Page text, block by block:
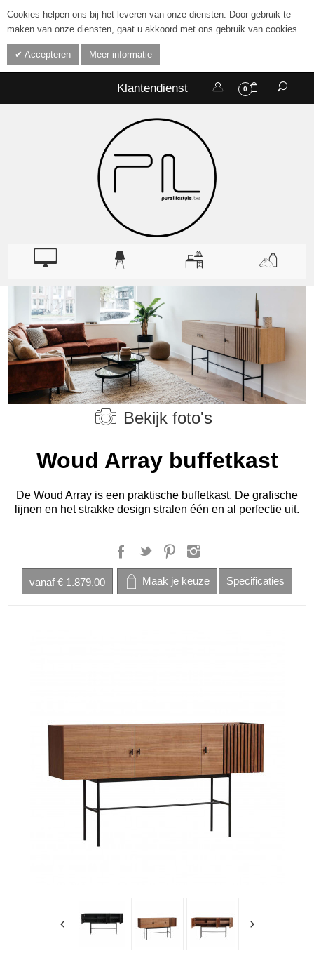
Cookies helpen ons bij het leveren van onze diensten. Door gebruik te
maken van onze diensten, gaat u akkoord met ons gebruik van cookies.
Accepteren Meer informatie
0
Klantendienst
Bekijk foto's
Woud Array buffetkast
De Woud Array is een praktische buffetkast. De grafische
lijnen en het strakke design stralen één en al perfectie uit.
vanaf € 1.879,00